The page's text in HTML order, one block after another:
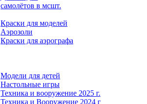
самолётов в мсшт.
Краски для моделей
Аэрозоли
Краски для аэрографа
Модели для детей
Настольные игры
Техника и вооружение 2025 г.
Техника и Вооружение 2024 г